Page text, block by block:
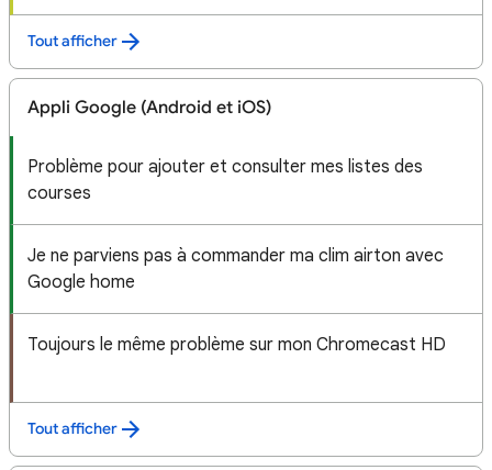
Tout afficher
Appli Google (Android et iOS)
Problème pour ajouter et consulter mes listes des
courses
Je ne parviens pas à commander ma clim airton avec
Google home
Toujours le même problème sur mon Chromecast HD
Tout afficher